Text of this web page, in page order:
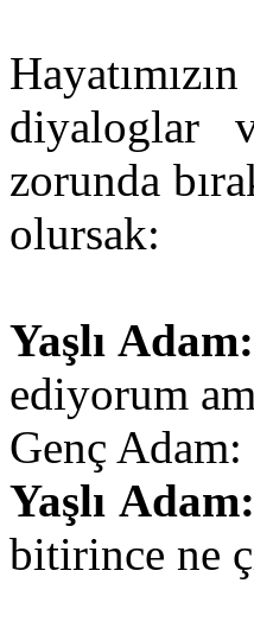
diyaloglar
zorunda
olursak:
Yaşlı Adam:
ediyorum
Genç
Yaşlı Adam:
bitirince ne